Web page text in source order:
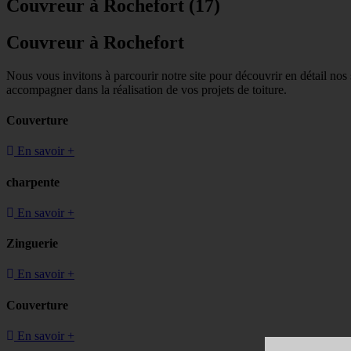
Couvreur à Rochefort (17)
Couvreur à Rochefort
Nous vous invitons à parcourir notre site pour découvrir en détail
accompagner dans la réalisation de vos projets de toiture.
Couverture
En savoir +
charpente
En savoir +
Zinguerie
En savoir +
Couverture
En savoir +